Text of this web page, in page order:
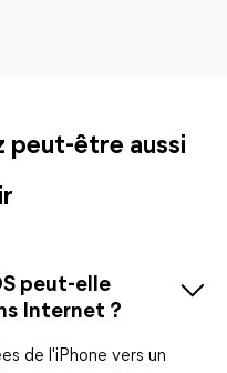
peut-être aussi
peut-elle
Internet ?
de l'iPhone vers un